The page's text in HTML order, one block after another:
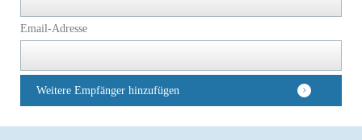
Email-Adresse
Weitere Empfänger hinzufügen